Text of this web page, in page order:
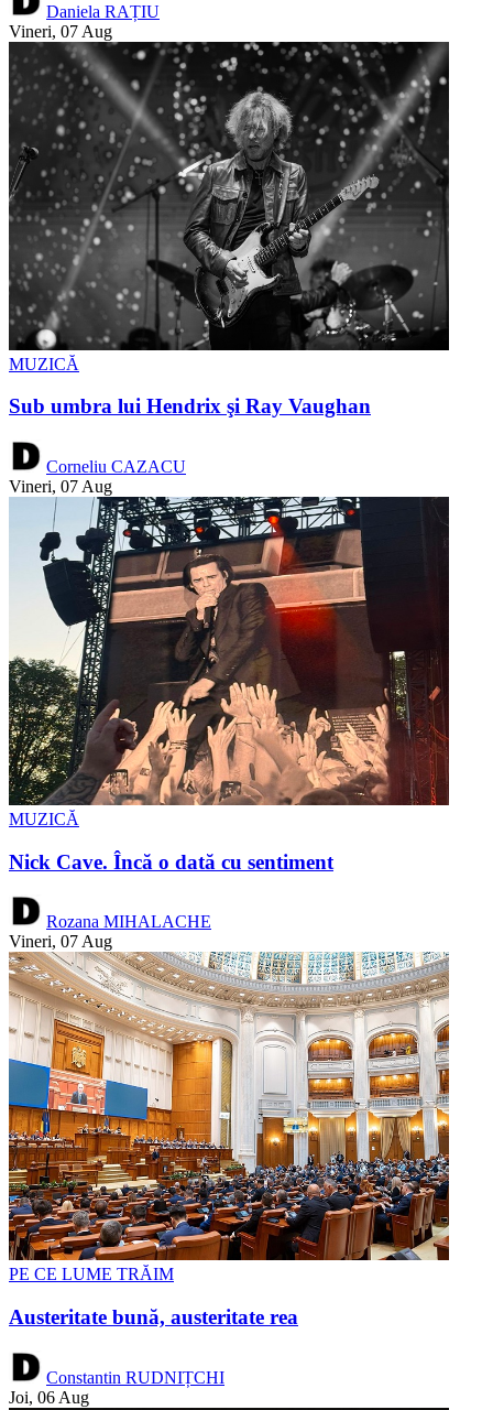
Daniela RAȚIU
Vineri, 07 Aug
MUZICĂ
Sub umbra lui Hendrix şi Ray Vaughan
Corneliu CAZACU
Vineri, 07 Aug
MUZICĂ
Nick Cave. Încă o dată cu sentiment
Rozana MIHALACHE
Vineri, 07 Aug
PE CE LUME TRĂIM
Austeritate bună, austeritate rea
Constantin RUDNIȚCHI
Joi, 06 Aug